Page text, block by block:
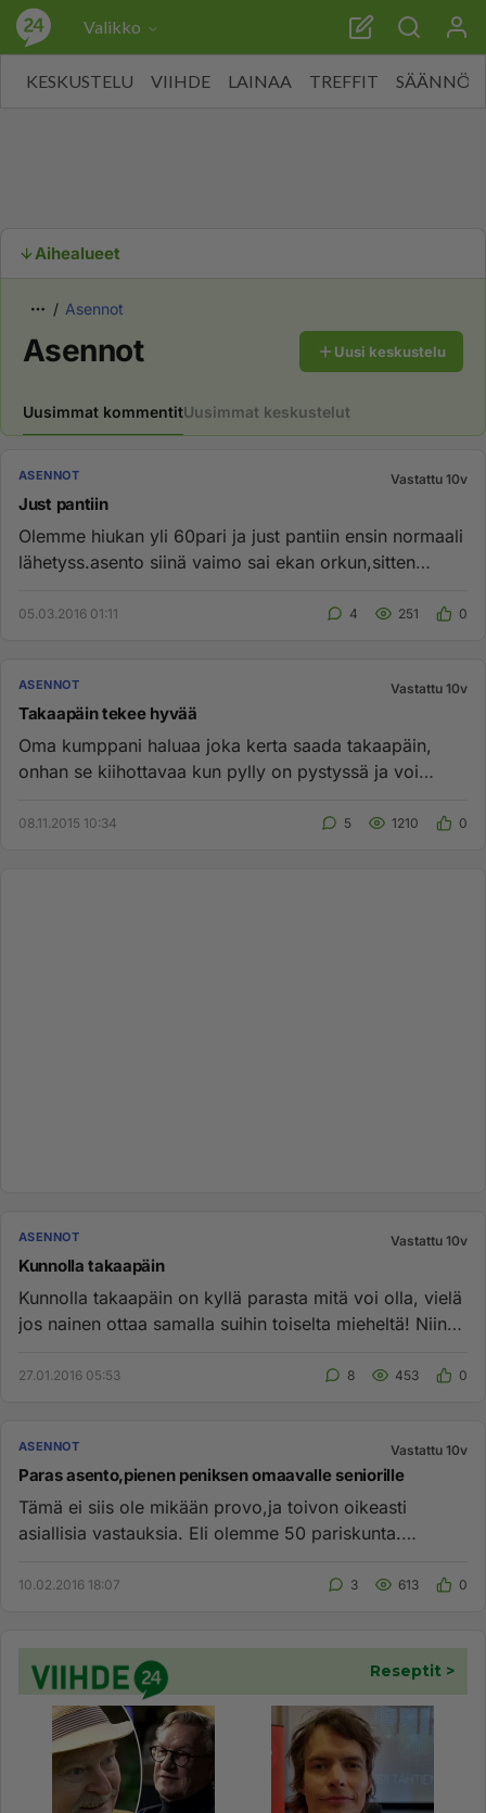
Valikko
KESKUSTELU VIIHDE LAINAA TREFFIT SÄÄNNÖT
Aihealueet
Asennot
Asennot Uusi keskustelu
Uusimmat kommentitUusimmat keskustelut
ASENNOT Vastattu 10v
Just pantiin
Olemme hiukan yli 60pari ja just pantiin ensin normaali
lähetyss.asento siinä vaimo sai ekan orkun,sitten
05.03.2016 01:11 4 251 0
ASENNOT Vastattu 10v
Takaapäin tekee hyvää
Oma kumppani haluaa joka kerta saada takaapäin,
onhan se kiihottavaa kun pylly on pystyssä ja voi
08.11.2015 10:34 5 1210 0
ASENNOT Vastattu 10v
Kunnolla takaapäin
Kunnolla takaapäin on kyllä parasta mitä voi olla, vielä
jos nainen ottaa samalla suihin toiselta mieheltä! Niin
27.01.2016 05:53 8 453 0
ASENNOT Vastattu 10v
Paras asento,pienen peniksen omaavalle seniorille
Tämä ei siis ole mikään provo,ja toivon oikeasti
asiallisia vastauksia. Eli olemme 50 pariskunta.
10.02.2016 18:07 3 613 0